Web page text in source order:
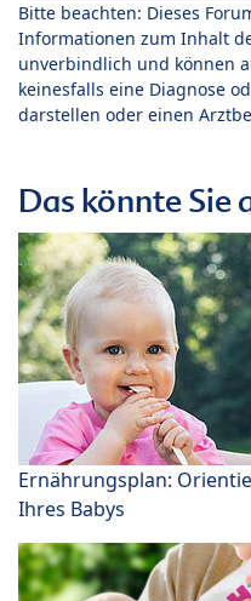
Bitte beachten: Dieses
Informationen zum Inhalt
unverbindlich und können
keinesfalls eine Diagnose
darstellen oder einen
Das könnte Sie
Ernährungsplan:
Ihres Babys